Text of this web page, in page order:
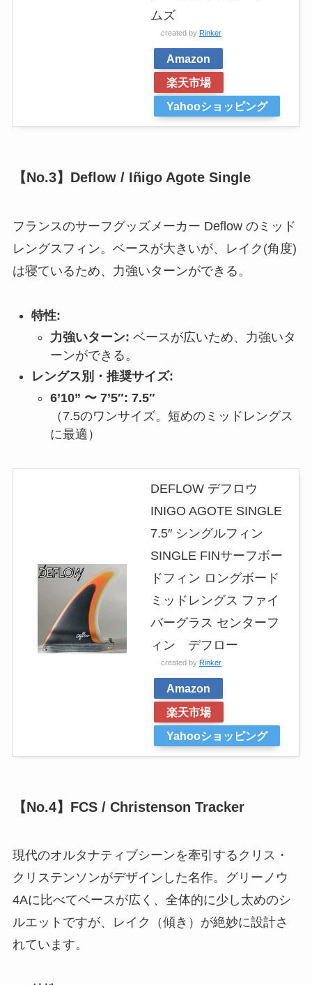
ムズ
created by Rinker
Amazon
楽天市場
Yahooショッピング
【No.3】Deflow / Iñigo Agote Single
フランスのサーフグッズメーカー Deflow のミッド
レングスフィン。ベースが大きいが、レイク(角度)
は寝ているため、力強いターンができる。
特性:
力強いターン: ベースが広いため、力強いタ
ーンができる。
レングス別・推奨サイズ:
6’10” 〜 7’5″: 7.5″
（7.5のワンサイズ。短めのミッドレングス
に最適）
DEFLOW デフロウ
INIGO AGOTE SINGLE
7.5″ シングルフィン
SINGLE FINサーフボー
ドフィン ロングボード
ミッドレングス ファイ
バーグラス センターフ
ィン デフロー
created by Rinker
Amazon
楽天市場
Yahooショッピング
【No.4】FCS / Christenson Tracker
現代のオルタナティブシーンを牽引するクリス・
クリステンソンがデザインした名作。グリーノウ
4Aに比べてベースが広く、全体的に少し太めのシ
ルエットですが、レイク（傾き）が絶妙に設計さ
れています。